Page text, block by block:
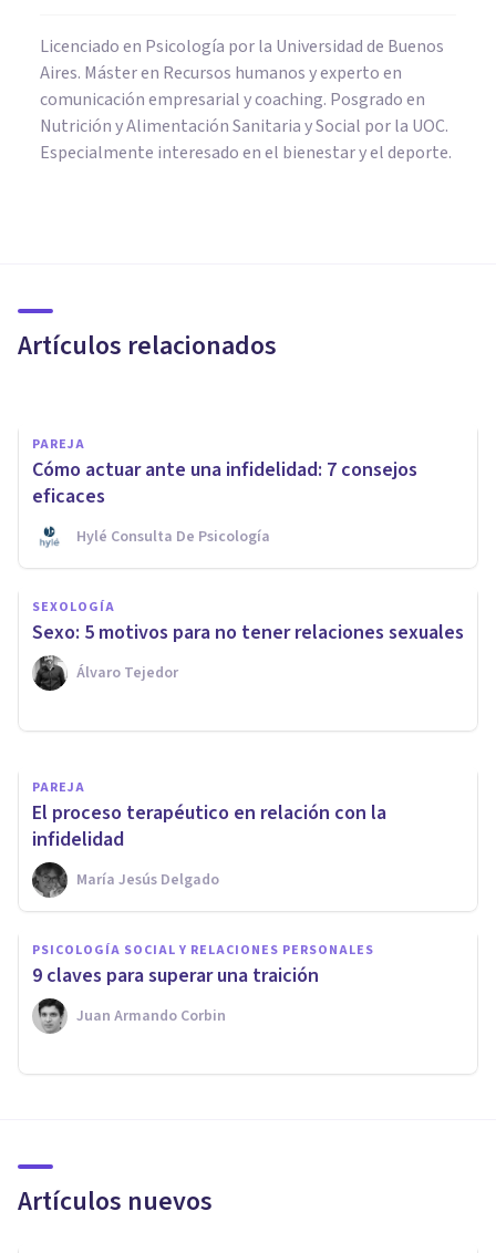
Licenciado en Psicología por la Universidad de Buenos
Aires. Máster en Recursos humanos y experto en
comunicación empresarial y coaching. Posgrado en
Nutrición y Alimentación Sanitaria y Social por la UOC.
Especialmente interesado en el bienestar y el deporte.
Artículos relacionados
crisis de pareja por infidelidad
PAREJA
Cómo actuar ante una infidelidad: 7 consejos
eficaces
Hylé Consulta De Psicología
SEXOLOGÍA
Sexo: 5 motivos para no tener relaciones sexuales
Álvaro Tejedor
Los 10 Másters de Sexología
más prestigiosos
PAREJA
El proceso terapéutico en relación con la
infidelidad
María Jesús Delgado
PSICOLOGÍA SOCIAL Y RELACIONES PERSONALES
9 claves para superar una traición
Juan Armando Corbin
Artículos nuevos